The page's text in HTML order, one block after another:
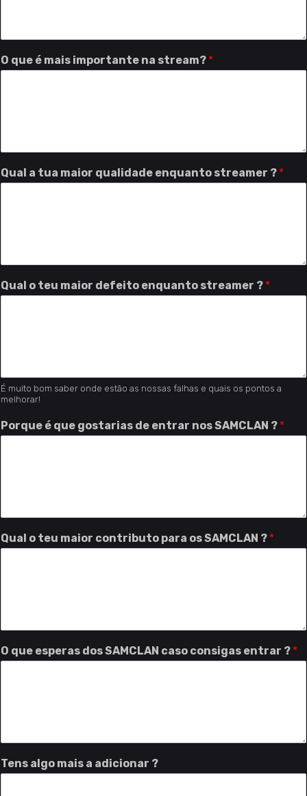
O que é mais importante na stream? *
Qual a tua maior qualidade enquanto streamer ? *
Qual o teu maior defeito enquanto streamer ? *
É muito bom saber onde estão as nossas falhas e quais os pontos a
melhorar!
Porque é que gostarias de entrar nos SAMCLAN ? *
Qual o teu maior contributo para os SAMCLAN ? *
O que esperas dos SAMCLAN caso consigas entrar ? *
Tens algo mais a adicionar ?